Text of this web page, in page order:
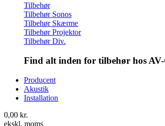
Tilbehør
Tilbehør Sonos
Tilbehør Skærme
Tilbehør Projektor
Tilbehør Div.
Find alt inden for tilbehør hos
Producent
Akustik
Installation
0,00 kr.
ekskl. moms